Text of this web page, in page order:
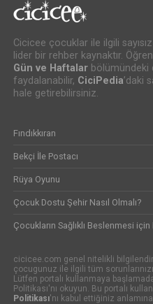
Cicicee çocuklar ile ilgili
lider bir rehber kaynaktır.
Gün ve Haftalarbölümündeki
faydalanabilir, CiciPedia’daki
hale getirebilirsiniz.
Fındıkkıran
Bekçi İle Postacı
Rüya Oyunu
Çocuk Dostu Şehir Nasıl Olmalı?
Çocukların Sağlıklı Beslenmesi için
cicicee.com genel nitelikli
çocugunuz ile ilgili tüm
Lütfen portalı kullanmaya
Politikası'nı okuyun. Bu portalı
Politikası'nı kabul ettiğiniz